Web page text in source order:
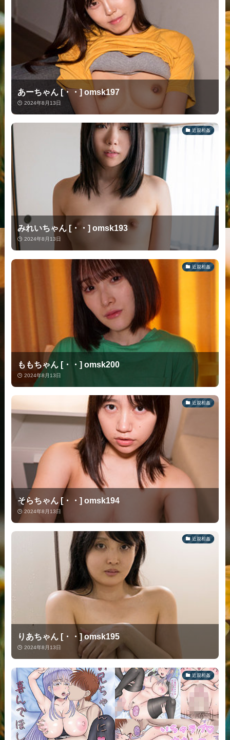
あーちゃん [・・] omsk197
2024年8月13日
近親相姦
みれいちゃん [・・] omsk193
2024年8月13日
近親相姦
ももちゃん [・・] omsk200
2024年8月13日
近親相姦
そらちゃん [・・] omsk194
2024年8月13日
近親相姦
りあちゃん [・・] omsk195
2024年8月13日
近親相姦